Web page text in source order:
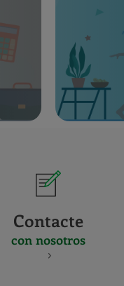
Contacte
con nosotros